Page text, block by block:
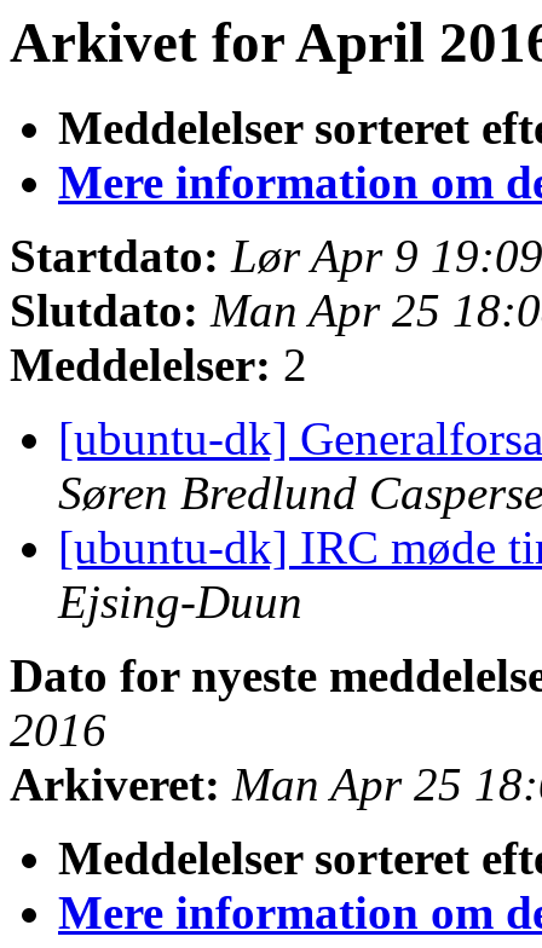
Arkivet for April
Meddelelser sorteret
Mere information om
Startdato: Lør Apr 9
Slutdato: Man Apr 25
Meddelelser: 2
[ubuntu-dk]
Søren Bredlund
[ubuntu-dk] IRC møde
Ejsing-Duun
Dato for nyeste
2016
Arkiveret: Man Apr 25
Meddelelser sorteret
Mere information om